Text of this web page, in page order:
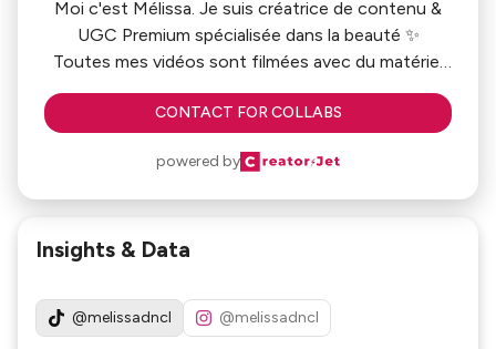
Moi c'est Mélissa. Je suis créatrice de contenu &
UGC Premium spécialisée dans la beauté ✨
Toutes mes vidéos sont filmées avec du matériel
pro, pour un rendu haut de gamme 📸
CONTACT FOR COLLABS
powered by
Insights & Data
@melissadncl @melissadncl